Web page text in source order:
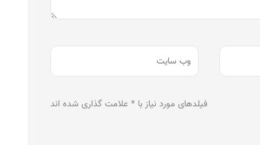
فیلدهای مورد نیاز با * علامت گذاری شده اند